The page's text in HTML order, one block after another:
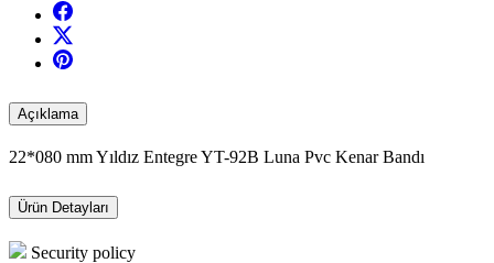
Açıklama
22*080 mm Yıldız Entegre YT-92B Luna Pvc Kenar Bandı
Ürün Detayları
Security policy